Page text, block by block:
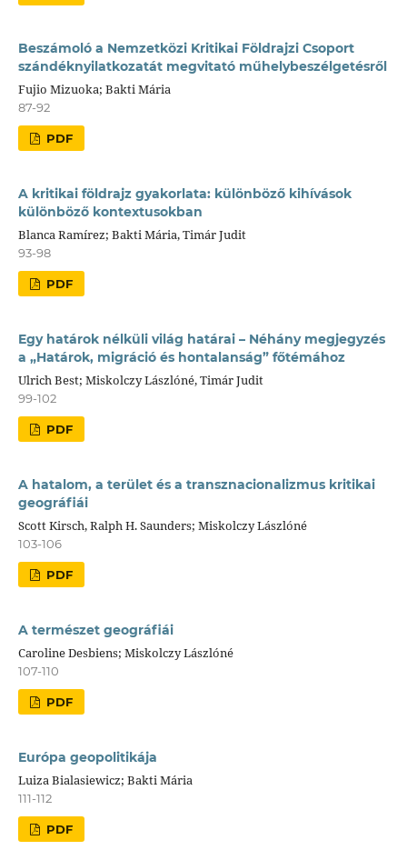
Beszámoló a Nemzetközi Kritikai Földrajzi Csoport
szándéknyilatkozatát megvitató műhelybeszélgetésről
Fujio Mizuoka; Bakti Mária
87-92
PDF
A kritikai földrajz gyakorlata: különböző kihívások
különböző kontextusokban
Blanca Ramírez; Bakti Mária, Timár Judit
93-98
PDF
Egy határok nélküli világ határai – Néhány megjegyzés
a „Határok, migráció és hontalanság” főtémához
Ulrich Best; Miskolczy Lászlóné, Timár Judit
99-102
PDF
A hatalom, a terület és a transznacionalizmus kritikai
geográfiái
Scott Kirsch, Ralph H. Saunders; Miskolczy Lászlóné
103-106
PDF
A természet geográfiái
Caroline Desbiens; Miskolczy Lászlóné
107-110
PDF
Európa geopolitikája
Luiza Bialasiewicz; Bakti Mária
111-112
PDF